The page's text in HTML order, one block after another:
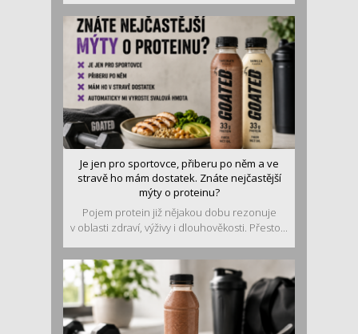
Je jen pro sportovce, přiberu po něm a ve
stravě ho mám dostatek. Znáte nejčastější
mýty o proteinu?
Pojem protein již nějakou dobu rezonuje
v oblasti zdraví, výživy i dlouhověkosti. Přesto...